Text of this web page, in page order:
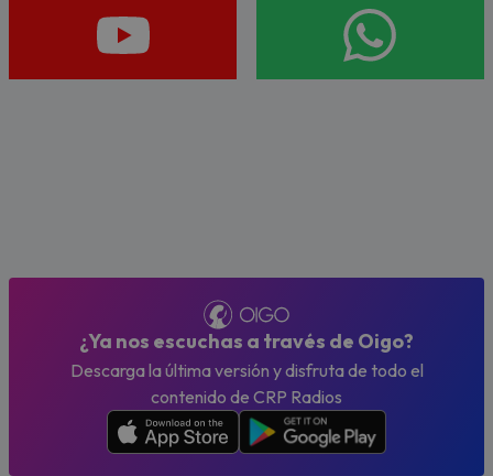
¿Ya nos escuchas a través de Oigo?
Descarga la última versión y disfruta de todo el
contenido de CRP Radios